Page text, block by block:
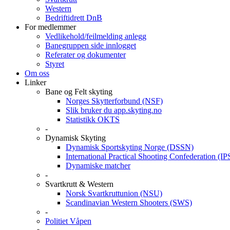
Western
Bedriftidrett DnB
For medlemmer
Vedlikehold/feilmelding anlegg
Banegruppen side innlogget
Referater og dokumenter
Styret
Om oss
Linker
Bane og Felt skyting
Norges Skytterforbund (NSF)
Slik bruker du app.skyting.no
Statistikk OKTS
-
Dynamisk Skyting
Dynamisk Sportskyting Norge (DSSN)
International Practical Shooting Confederation
Dynamiske matcher
-
Svartkrutt & Western
Norsk Svartkruttunion (NSU)
Scandinavian Western Shooters (SWS)
-
Politiet Våpen